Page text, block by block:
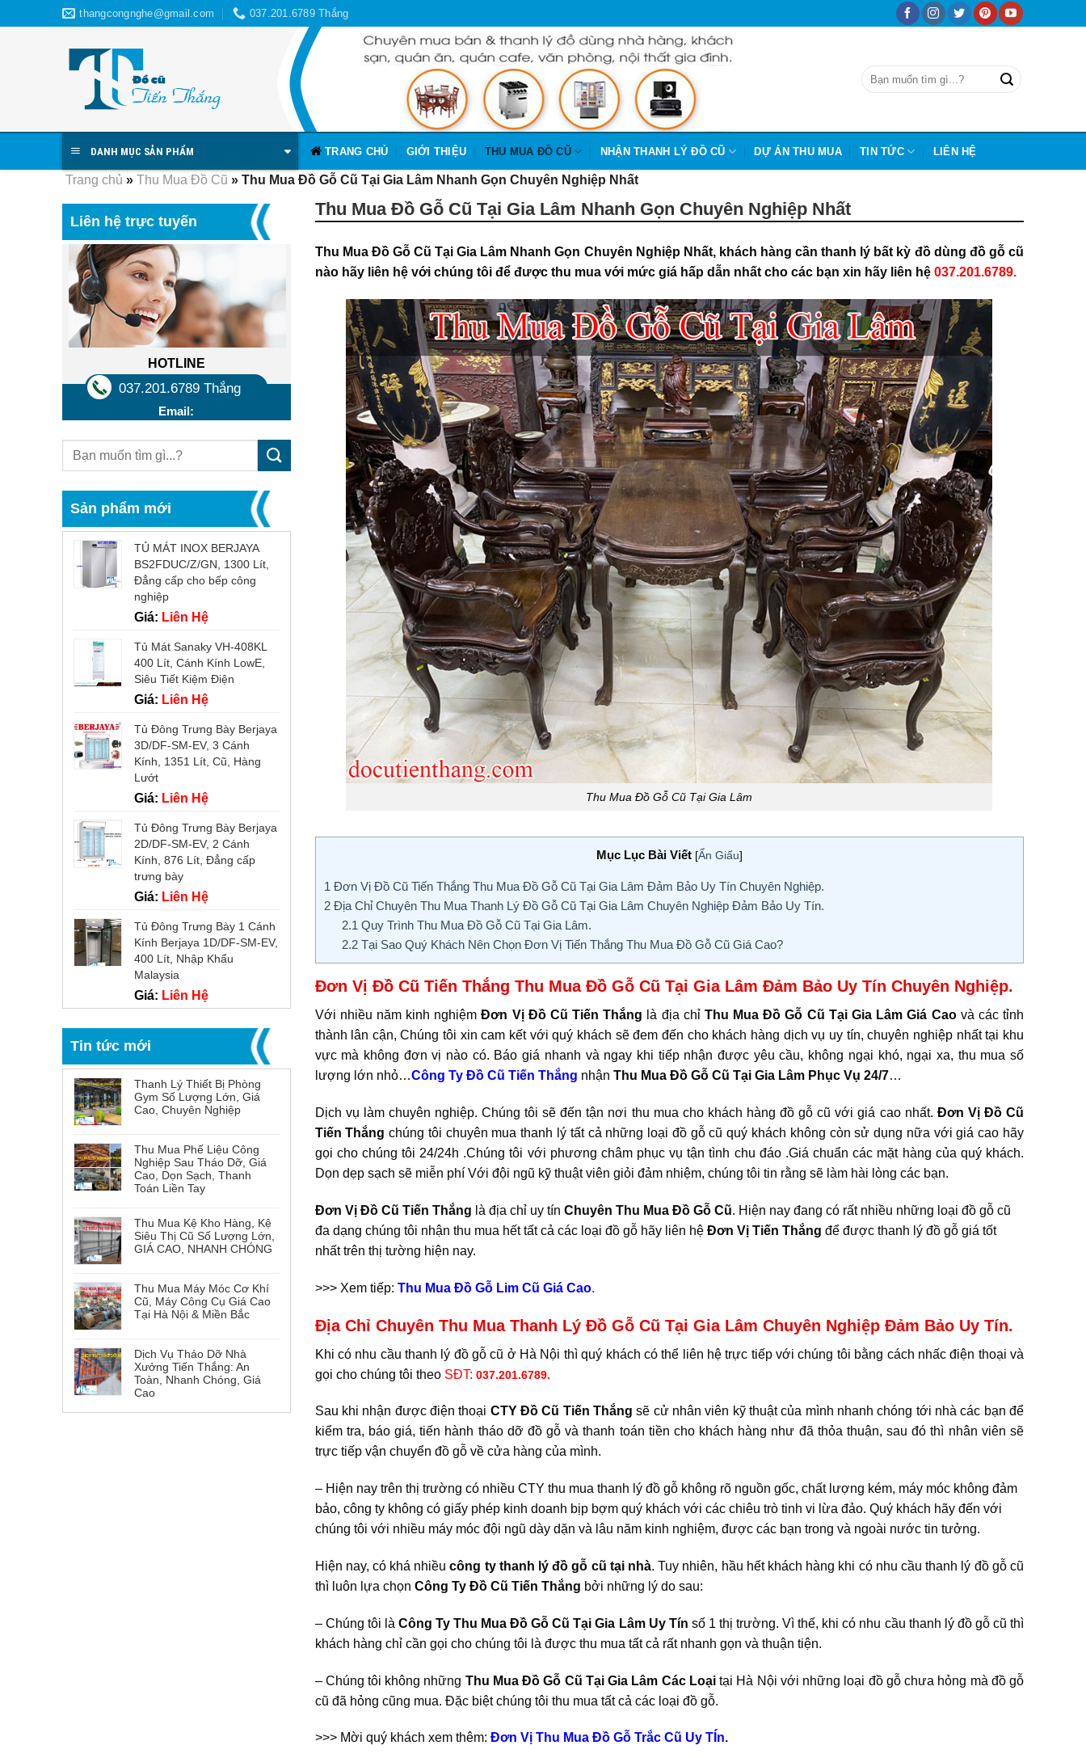
to
thangcongnghe@gmail.com 037.201.6789 Thắng
DANH MỤC SẢN PHẨM TRANG CHỦ GIỚI THIỆU THU MUA ĐỒ CŨ NHẬN THANH LÝ ĐỒ CŨ DỰ ÁN THU MUA TIN TỨC LIÊN HỆ
Trang chủ » Thu Mua Đồ Cũ » Thu Mua Đồ Gỗ Cũ Tại Gia Lâm Nhanh Gọn Chuyên Nghiệp Nhất
Liên hệ trực tuyến
HOTLINE
037.201.6789 Thắng
Email:
Sản phẩm mới
TỦ MÁT INOX BERJAYA
BS2FDUC/Z/GN, 1300 Lít,
Đẳng cấp cho bếp công
nghiệp
Giá: Liên Hệ
Tủ Mát Sanaky VH-408KL
400 Lít, Cánh Kính LowE,
Siêu Tiết Kiệm Điện
Giá: Liên Hệ
Tủ Đông Trưng Bày Berjaya
3D/DF-SM-EV, 3 Cánh
Kính, 1351 Lít, Cũ, Hàng
Lướt
Giá: Liên Hệ
Tủ Đông Trưng Bày Berjaya
2D/DF-SM-EV, 2 Cánh
Kính, 876 Lít, Đẳng cấp
trưng bày
Giá: Liên Hệ
Tủ Đông Trưng Bày 1 Cánh
Kính Berjaya 1D/DF-SM-EV,
400 Lít, Nhập Khẩu
Malaysia
Giá: Liên Hệ
Tin tức mới
Thanh Lý Thiết Bị Phòng
Gym Số Lượng Lớn, Giá
Cao, Chuyên Nghiệp
Thu Mua Phế Liệu Công
Nghiệp Sau Tháo Dỡ, Giá
Cao, Dọn Sạch, Thanh
Toán Liền Tay
Thu Mua Kệ Kho Hàng, Kệ
Siêu Thị Cũ Số Lượng Lớn,
GIÁ CAO, NHANH CHÓNG
Thu Mua Máy Móc Cơ Khí
Cũ, Máy Công Cụ Giá Cao
Tại Hà Nội & Miền Bắc
Dịch Vụ Tháo Dỡ Nhà
Xưởng Tiến Thắng: An
Toàn, Nhanh Chóng, Giá
Cao
Thu Mua Đồ Gỗ Cũ Tại Gia Lâm Nhanh Gọn Chuyên Nghiệp Nhất
Thu Mua Đồ Gỗ Cũ Tại Gia Lâm Nhanh Gọn Chuyên Nghiệp Nhất, khách hàngcần thanh lý bất kỳ đồ dùng đồ gỗ cũ
nào hãy liên hệ với chúng tôi để được thu mua với mức giá hấp dẫn nhất cho các bạn xin hãy liên hệ 037.201.6789.
Thu Mua Đồ Gỗ Cũ Tại Gia Lâm
Mục Lục Bài Viết [Ẩn Giấu]
1Đơn Vị Đồ Cũ Tiến Thắng Thu Mua Đồ Gỗ Cũ Tại Gia Lâm Đảm Bảo Uy Tín Chuyên Nghiệp.
2Địa Chỉ Chuyên Thu Mua Thanh Lý Đồ Gỗ Cũ Tại Gia Lâm Chuyên Nghiệp Đảm Bảo Uy Tín.
2.1 Quy Trình Thu Mua Đồ Gỗ Cũ Tại Gia Lâm.
2.2 Tại Sao Quý Khách Nên Chọn Đơn Vị Tiến Thắng Thu Mua Đồ Gỗ Cũ Giá Cao?
Đơn Vị Đồ Cũ Tiến Thắng Thu Mua Đồ Gỗ Cũ Tại Gia Lâm Đảm Bảo Uy Tín Chuyên Nghiệp.
Với nhiều năm kinh nghiệmĐơn Vị Đồ Cũ Tiến Thắng là địa chỉ Thu Mua Đồ Gỗ Cũ Tại Gia Lâm Giá Caovà các tỉnh
thành lân cận, Chúng tôi xin cam kết với quý khách sẽ đem đến cho khách hàng dịch vụ uy tín, chuyên nghiệp nhất tại khu
vực mà không đơn vị nào có. Báo giá nhanh và ngay khi tiếp nhận được yêu cầu, không ngại khó, ngại xa, thu mua số
lượng lớn nhỏ…Công Ty Đồ Cũ Tiến Thắng nhận Thu Mua Đồ Gỗ Cũ Tại Gia LâmPhục Vụ 24/7…
Dịch vụ làm chuyên nghiệp. Chúng tôi sẽ đến tận nơi thu mua cho khách hàng đồ gỗ cũ với giá cao nhất. Đơn Vị Đồ Cũ
Tiến Thắng chúng tôi chuyên mua thanh lý tất cả những loại đồ gỗ cũ quý khách không còn sử dụng nữa với giá cao hãy
gọi cho chúng tôi 24/24h .Chúng tôi với phương châm phục vụ tận tình chu đáo .Giá chuẩn các mặt hàng của quý khách.
Dọn dẹp sạch sẽ miễn phí Với đội ngũ kỹ thuật viên giỏi đảm nhiệm, chúng tôi tin rằng sẽ làm hài lòng các bạn.
Đơn Vị Đồ Cũ Tiến Thắng là địa chỉ uy tín Chuyên Thu Mua Đồ Gỗ Cũ. Hiện nay đang có rất nhiều những loại đồ gỗ cũ
đa dạng chúng tôi nhận thu mua hết tất cả các loại đồ gỗ hãy liên hệ Đơn Vị Tiến Thắng để được thanh lý đồ gỗ giá tốt
nhất trên thị tường hiện nay.
>>> Xem tiếp: Thu Mua Đồ Gỗ Lim Cũ Giá Cao.
Địa Chỉ Chuyên Thu Mua Thanh Lý Đồ Gỗ Cũ Tại Gia Lâm Chuyên Nghiệp Đảm Bảo Uy Tín.
Khi có nhu cầu thanh lý đồ gỗ cũ ở Hà Nội thì quý khách có thể liên hệ trực tiếp với chúng tôi bằng cách nhấc điện thoại và
gọi cho chúng tôi theo SĐT: 037.201.6789.
Sau khi nhận được điện thoại CTY Đồ Cũ Tiến Thắng sẽ cử nhân viên kỹ thuật của mình nhanh chóng tới nhà các bạn để
kiểm tra, báo giá, tiến hành tháo dỡ đồ gỗ và thanh toán tiền cho khách hàng như đã thỏa thuận, sau đó thì nhân viên sẽ
trực tiếp vận chuyển đồ gỗ về cửa hàng của mình.
– Hiện nay trên thị trường có nhiều CTY thu mua thanh lý đồ gỗ không rõ nguồn gốc, chất lượng kém, máy móc không đảm
bảo, công ty không có giấy phép kinh doanh bịp bợm quý khách với các chiêu trò tinh vi lừa đảo. Quý khách hãy đến với
chúng tôi với nhiều máy móc đội ngũ dày dặn và lâu năm kinh nghiệm, được các bạn trong và ngoài nước tin tưởng.
Hiện nay, có khá nhiềucông ty thanh lý đồ gỗ cũ tại nhà. Tuy nhiên, hầu hết khách hàng khi có nhu cầu thanh lý đồ gỗ cũ
thì luôn lựa chọn Công Ty Đồ Cũ Tiến Thắng bởi những lý do sau:
– Chúng tôi là Công Ty Thu Mua Đồ Gỗ Cũ Tại Gia LâmUy Tín số 1 thị trường. Vì thế, khi có nhu cầu thanh lý đồ gỗ cũ thì
khách hàng chỉ cần gọi cho chúng tôi là được thu mua tất cả rất nhanh gọn và thuận tiện.
– Chúng tôi không những Thu Mua Đồ Gỗ Cũ Tại Gia Lâm Các Loạitại Hà Nội với những loại đồ gỗ chưa hỏng mà đồ gỗ
cũ đã hỏng cũng mua. Đặc biệt chúng tôi thu mua tất cả các loại đồ gỗ.
>>> Mời quý khách xem thêm: Đơn Vị Thu Mua Đồ Gỗ Trắc Cũ Uy TÍn.